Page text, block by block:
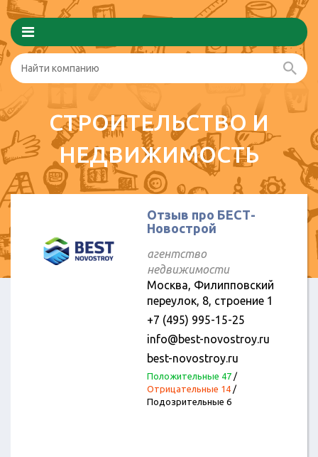
СТРОИТЕЛЬСТВО И
НЕДВИЖИМОСТЬ
Отзыв про БЕСТ-
Новострой
агентство
недвижимости
Москва, Филипповский
переулок, 8, строение 1
+7 (495) 995-15-25
info@best-novostroy.ru
best-novostroy.ru
Положительные 47/
Отрицательные 14/
Подозрительные 6